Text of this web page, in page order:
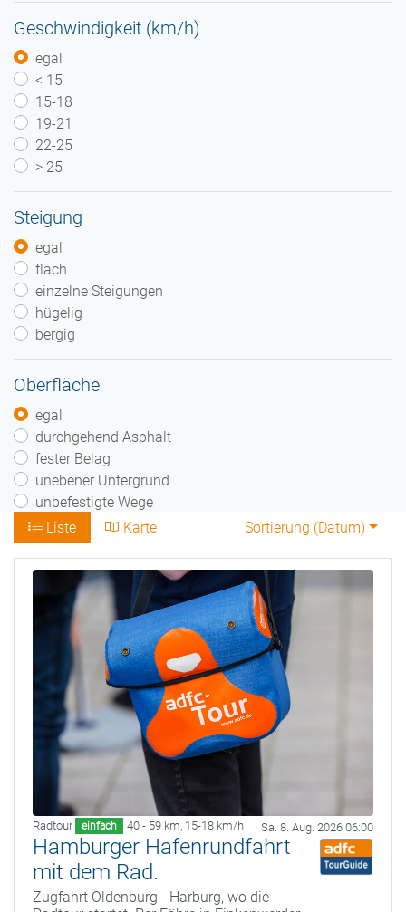
Geschwindigkeit (km/h)
egal
< 15
15-18
19-21
22-25
> 25
Steigung
egal
flach
einzelne Steigungen
hügelig
bergig
Oberfläche
egal
durchgehend Asphalt
fester Belag
unebener Untergrund
unbefestigte Wege
Liste
Karte Sortierung (Datum)
Radtour einfach 40 - 59 km, 15-18 km/h Sa. 8. Aug. 2026 06:00
Hamburger Hafenrundfahrt
mit dem Rad.
Zugfahrt Oldenburg - Harburg, wo die